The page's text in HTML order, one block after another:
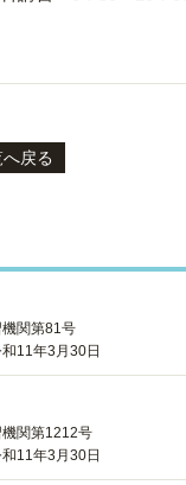
：40
戻る
関第81号
11年3月30日
関第1212号
11年3月30日